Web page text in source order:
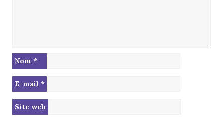
Nom *
E-mail *
Site web